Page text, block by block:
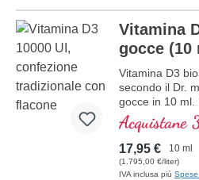
funzione
funzione del
Prodotto in
genetica, in
controllata
senza additivi e
Sviluppato da
maggiori
D3 + K2
Vitamina
gocce (10
Vitamina D3
secondo il Dr.
gocce in 10 ml.
10.000 IE di
qualità
MCT protettivo,
per una
combinazione
Acquistane
17,95 € 10 ml
(1.795,00 €/liter)
IVA inclusa più